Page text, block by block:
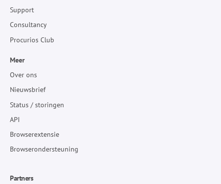
Support
Consultancy
Procurios Club
Meer
Over ons
Nieuwsbrief
Status / storingen
API
Browserextensie
Browserondersteuning
Partners